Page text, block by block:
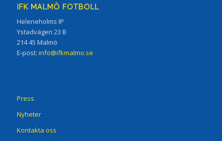
IFK MALMÖ FOTBOLL
Heleneholms IP
Ystadvägen 23 B
214 45 Malmö
E-post: info@ifkmalmo.se
Press
Nyheter
Kontakta oss